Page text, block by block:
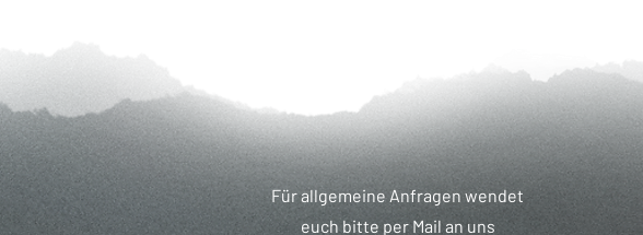
Für allgemeine Anfragen wendet
euch bitte per Mail an uns